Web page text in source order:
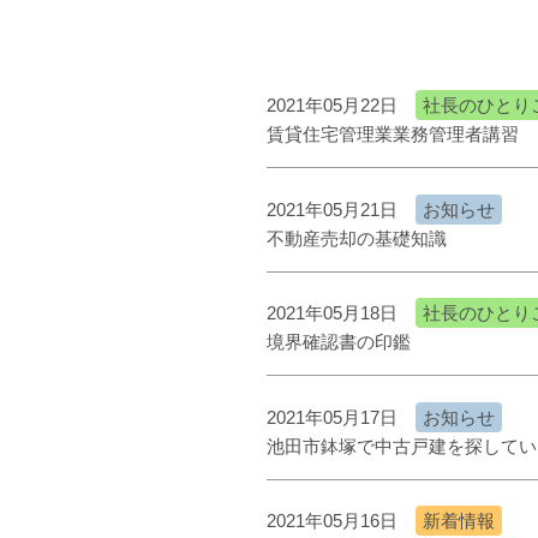
2021年05月22日
社長のひとり
賃貸住宅管理業業務管理者講習
2021年05月21日
お知らせ
不動産売却の基礎知識
2021年05月18日
社長のひとり
境界確認書の印鑑
2021年05月17日
お知らせ
池田市鉢塚で中古戸建を探して
2021年05月16日
新着情報